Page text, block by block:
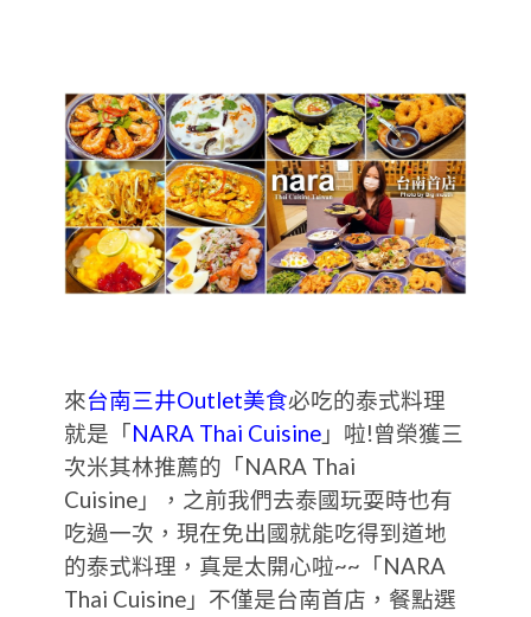
來台南三井Outlet美食必吃的泰式料理
就是「NARA Thai Cuisine 」啦!曾榮獲三
次米其林推薦的「NARA Thai
Cuisine」，之前我們去泰國玩耍時也有
吃過一次，現在免出國就能吃得到道地
的泰式料理，真是太開心啦~~「NARA
Thai Cuisine」不僅是台南首店，餐點選